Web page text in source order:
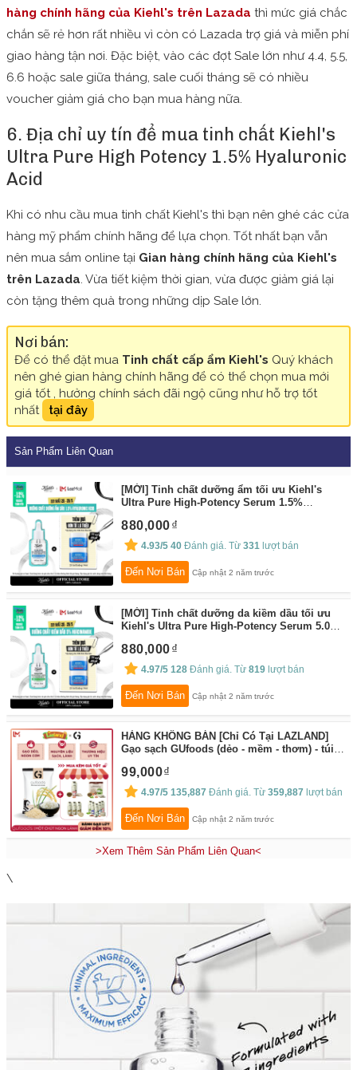
hàng chính hãng của Kiehl's trên Lazada thì mức giá chắc
chắn sẽ rẻ hơn rất nhiều vì còn có Lazada trợ giá và miễn phí
giao hàng tận nơi. Đặc biệt, vào các đợt Sale lớn như 4.4, 5.5,
6.6 hoặc sale giữa tháng, sale cuối tháng sẽ có nhiều
voucher giảm giá cho bạn mua hàng nữa.
6. Địa chỉ uy tín để mua tinh chất Kiehl's
Ultra Pure High Potency 1.5% Hyaluronic
Acid
Khi có nhu cầu mua tinh chất Kiehl's thì bạn nên ghé các cửa
hàng mỹ phẩm chính hãng để lựa chọn. Tốt nhất bạn vẫn
nên mua sắm online tại Gian hàng chính hãng của Kiehl's
trên Lazada. Vừa tiết kiệm thời gian, vừa được giảm giá lại
còn tặng thêm quà trong những dịp Sale lớn.
Nơi bán:
Để có thể đặt mua Tinh chất cấp ẩm Kiehl's Quý khách
nên ghé gian hàng chính hãng để có thể chọn mua mới
giá tốt , hưởng chính sách đãi ngộ cũng như hỗ trợ tốt
nhất
tại đây
Sản Phẩm Liên Quan
[MỚI] Tinh chất dưỡng ẩm tối ưu Kiehl's
Ultra Pure High-Potency Serum 1.5%
triệu]
By: Kiehl's
880,000
4.93/5 40 Đánh giá. Từ331 lượt bán
Đến Nơi Bán Cập nhật 2 năm trước
[MỚI] Tinh chất dưỡng da kiềm dầu tối ưu
Kiehl's Ultra Pure High-Potency Serum 5.0%
By:Kiehl's
880,000
4.97/5 128 Đánh giá. Từ819 lượt bán
Đến Nơi Bán Cập nhật 2 năm trước
HÀNG KHÔNG BÁN [Chỉ Có Tại LAZLAND]
Gạo sạch GUfoods (dẻo - mềm - thơm) - túi 1
99,000
4.97/5 135,887 Đánh giá. Từ359,887 lượt bán
Đến Nơi Bán Cập nhật 2 năm trước
>Xem Thêm Sản Phẩm Liên Quan<
\